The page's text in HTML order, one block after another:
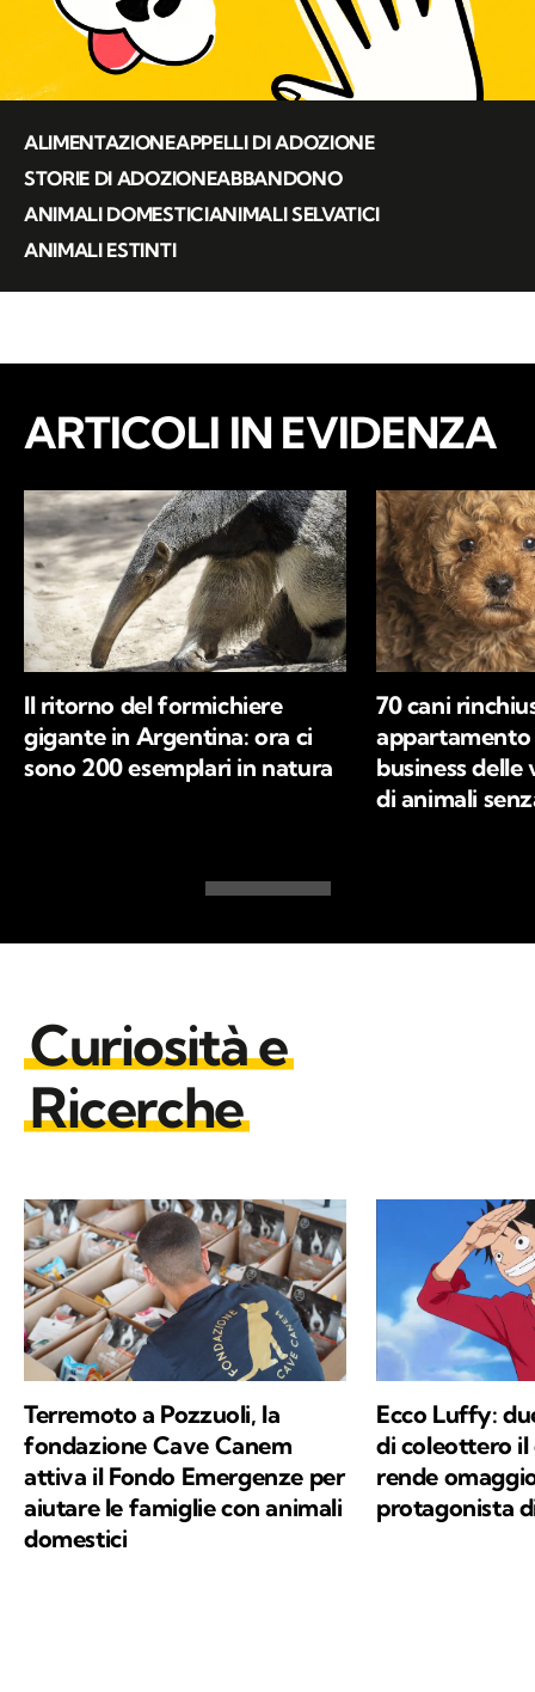
ALIMENTAZIONEAPPELLI DI ADOZIONE
STORIE DI ADOZIONEABBANDONO
ANIMALI DOMESTICIANIMALI SELVATICI
ANIMALI ESTINTI
ARTICOLI IN EVIDENZA
Il ritorno del formichiere
gigante in Argentina: ora ci
sono 200 esemplari in natura
70 cani
appartamento
business
di animali
Curiosità e
Ricerche
Terremoto a Pozzuoli, la
fondazione Cave Canem
attiva il Fondo Emergenze per
aiutare le famiglie con animali
domestici
Ecco Luffy:
di coleottero il
rende
protagonista